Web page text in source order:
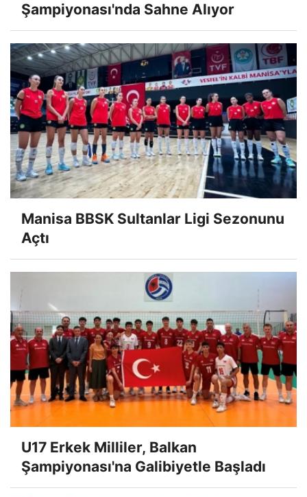
Şampiyonası'nda Sahne Alıyor
Manisa BBSK Sultanlar Ligi Sezonunu
Açtı
U17 Erkek Milliler, Balkan
Şampiyonası'na Galibiyetle Başladı